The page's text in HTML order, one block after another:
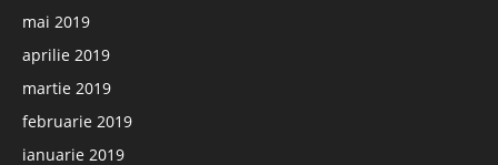
mai 2019
aprilie 2019
martie 2019
februarie 2019
ianuarie 2019